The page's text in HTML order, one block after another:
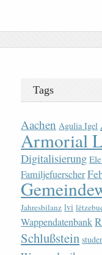
Tags
Aachen Agulia Igel
Armorial
Digitalisierung
Familjefuerscher
Jahresbilanz lvi
Wappendatenbank
Schlußstein